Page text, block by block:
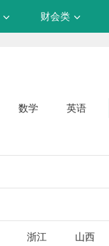
财会类
数学 英语
浙江 山西